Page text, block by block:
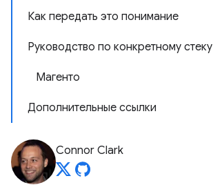
Как передать это понимание
Руководство по конкретному стеку
Магенто
Дополнительные ссылки
Connor Clark